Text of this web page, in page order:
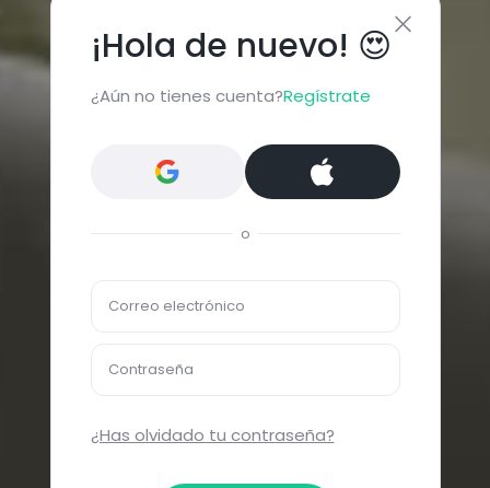
¡Hola de nuevo! 😍
¿Aún no tienes cuenta?Regístrate
o
Correo electrónico
Contraseña
¿Has olvidado tu contraseña?